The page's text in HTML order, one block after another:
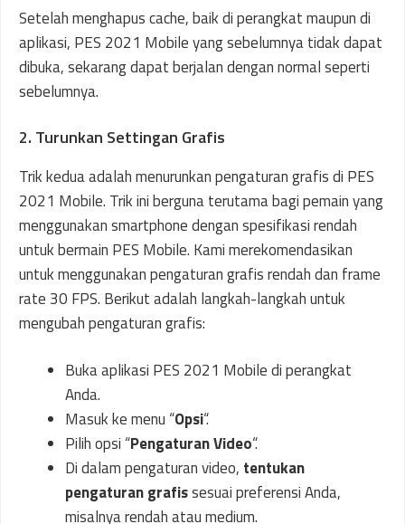
Setelah menghapus cache, baik di perangkat maupun di
aplikasi, PES 2021 Mobile yang sebelumnya tidak dapat
dibuka, sekarang dapat berjalan dengan normal seperti
sebelumnya.
2. Turunkan Settingan Grafis
Trik kedua adalah menurunkan pengaturan grafis di PES
2021 Mobile. Trik ini berguna terutama bagi pemain yang
menggunakan smartphone dengan spesifikasi rendah
untuk bermain PES Mobile. Kami merekomendasikan
untuk menggunakan pengaturan grafis rendah dan frame
rate 30 FPS. Berikut adalah langkah-langkah untuk
mengubah pengaturan grafis:
Buka aplikasi PES 2021 Mobile di perangkat
Anda.
Masuk ke menu “Opsi“.
Pilih opsi “Pengaturan Video“.
Di dalam pengaturan video, tentukan
pengaturan grafissesuai preferensi Anda,
misalnya rendah atau medium.